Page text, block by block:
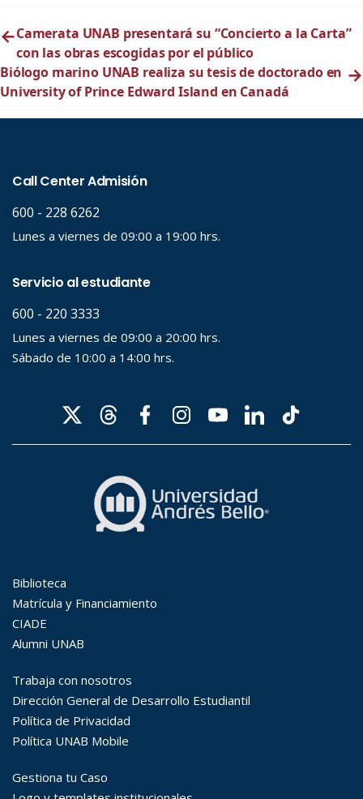
←Camerata UNAB presentará su “Concierto a la Carta”
con las obras escogidas por el público
Biólogo marino UNAB realiza su tesis de doctorado en
University of Prince Edward Island en Canadá
→